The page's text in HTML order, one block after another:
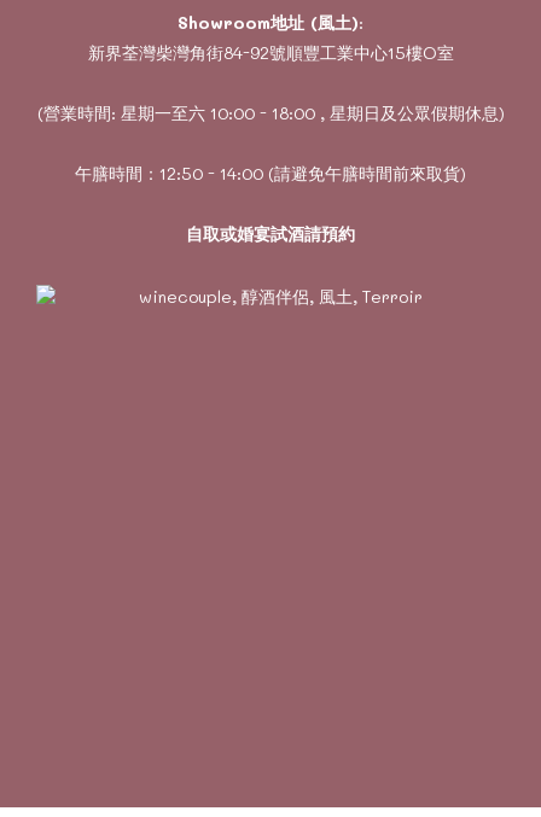
Showroom地址 (風土):
新界荃灣柴灣角街84-92號順豐工業中心15樓O室
(營業時間: 星期一至六 10:00 - 18:00 , 星期日及公眾假期休息)
午膳時間：12:50 - 14:00 (請避免午膳時間前來取貨)
自取或婚宴試酒請預約